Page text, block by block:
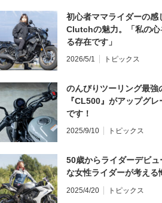
初心者ママライダーの
Clutchの魅力。「私の心
る存在です」
2026/5/1 トピックス
のんびりツーリング最強
『CL500』がアップグ
です！
2025/9/10 トピックス
50歳からライダーデビ
な女性ライダーが考える
2025/4/20 トピックス